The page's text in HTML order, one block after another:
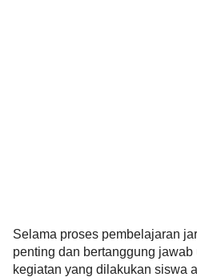
Selama proses pembelajaran
penting dan bertanggung
kegiatan yang dilakukan siswa